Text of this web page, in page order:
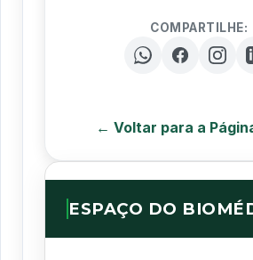
COMPARTILHE:
← Voltar para a
ESPAÇO DO